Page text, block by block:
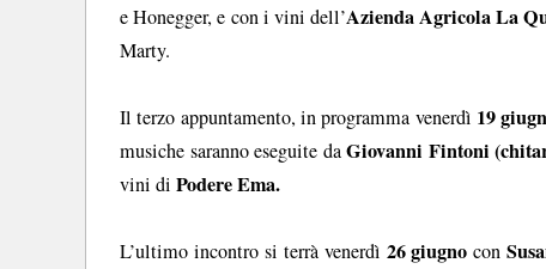
e Honegger, e con i vini dell’Azienda Agricola La
Marty.
Il terzo appuntamento, in programma venerdì 19
musiche saranno eseguite daGiovanni Fintoni
vini diPodere Ema.
L’ultimo incontro si terrà venerdì 26 giugno con